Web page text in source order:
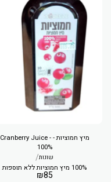
מיץ חמוציות - Cranberry Juice -
100%
שונות/
100% מיץ חמוציות ללא תוספות
₪85